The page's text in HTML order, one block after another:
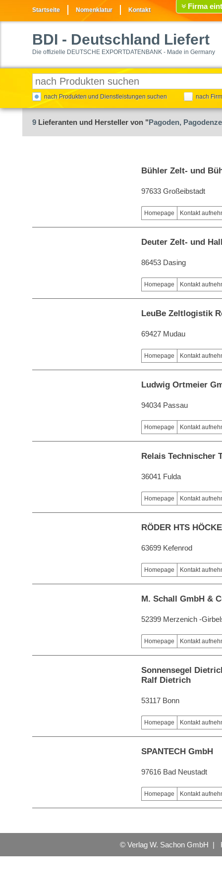
Startseite Nomenklatur Kontakt Firma
BDI - Deutschland Liefert
Die offizielle DEUTSCHE EXPORTDATENBANK - Made in Germany
nach Produkten und Dienstleistungen suchen nach
9 Lieferanten und Hersteller von "Pagoden,
Bühler Zelt- und
97633 Großeibstadt
Homepage Kontakt
Deuter Zelt- und
86453 Dasing
Homepage Kontakt
LeuBe Zeltlogistik
69427 Mudau
Homepage Kontakt
Ludwig Ortmeier
94034 Passau
Homepage Kontakt
Relais Technischer
36041 Fulda
Homepage Kontakt
RÖDER HTS
63699 Kefenrod
Homepage Kontakt
M. Schall GmbH &
52399 Merzenich -
Homepage Kontakt
Sonnensegel
Ralf Dietrich
53117 Bonn
Homepage Kontakt
SPANTECH GmbH
97616 Bad Neustadt
Homepage Kontakt
© Verlag W. Sachon GmbH |